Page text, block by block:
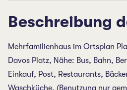
Beschreibung
Mehrfamilienhaus im Ortsplan
Davos Platz, Nähe: Bus, Bahn,
Einkauf, Post, Restaurants,
Waschküche, (Benutzung nur